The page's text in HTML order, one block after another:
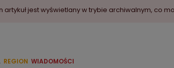
artykuł jest wyświetlany w trybie archiwalnym, co
REGION WIADOMOŚCI